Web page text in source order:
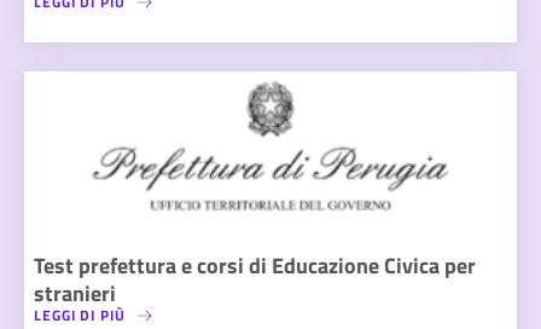
Test prefettura e corsi di Educazione Civica per
stranieri
LEGGI DI PIÙ